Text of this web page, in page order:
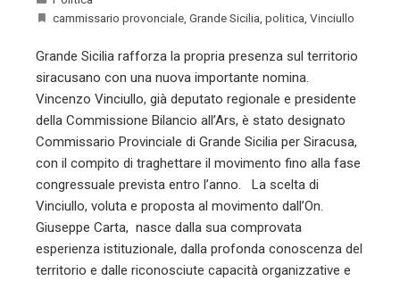
cammissario provonciale Grande Sicilia politica Vinciullo
Grande Sicilia rafforza la propria presenza sul territorio
siracusano con una nuova importante nomina.
Vincenzo Vinciullo, già deputato regionale e presidente
della Commissione Bilancio all’Ars, è stato designato
Commissario Provinciale di Grande Sicilia per Siracusa,
con il compito di traghettare il movimento fino alla fase
congressuale prevista entro l’anno. La scelta di
Vinciullo, voluta e proposta al movimento dall’On.
Giuseppe Carta, nasce dalla sua comprovata
esperienza istituzionale, dalla profonda conoscenza del
territorio e dalle riconosciute capacità organizzative e